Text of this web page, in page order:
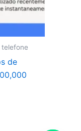
telefone
de